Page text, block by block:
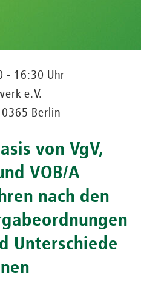
- 16:30 Uhr
e.V.
Berlin
von VgV,
VOB/A
nach den
Unterschiede